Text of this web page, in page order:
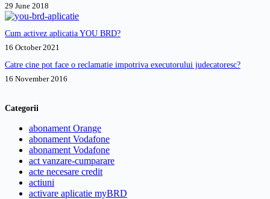
29 June 2018
Cum activez aplicatia YOU BRD?
16 October 2021
Catre cine pot face o reclamatie impotriva executorului judecatoresc?
16 November 2016
Categorii
abonament Orange
abonament Vodafone
abonament Vodafone
act vanzare-cumparare
acte necesare credit
actiuni
activare aplicatie myBRD